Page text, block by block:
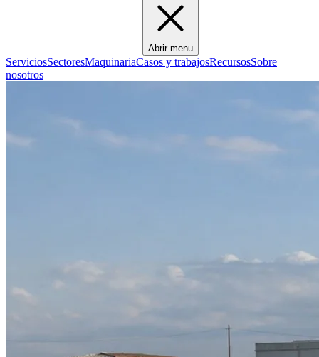
Abrir menu
ServiciosSectoresMaquinariaCasos y trabajosRecursosSobre
nosotros